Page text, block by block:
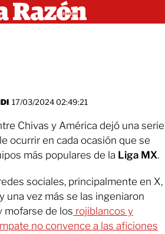
17/03/2024 02:49:21
Chivas y América dejó una serie
ocurrir en cada ocasión que se
más populares de la Liga MX.
sociales, principalmente en X,
una vez más se las ingeniaron
mofarse de los rojiblancos y
no convence a las aficiones